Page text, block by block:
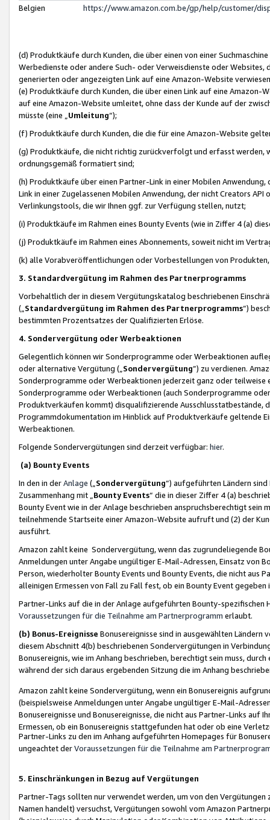
Belgien
https://www.amazon.com.be/gp/help/customer/
(d) Produktkäufe durch Kunden, die über einen von einer
Werbedienste oder andere Such- oder Verweisdienste oder Websites,
generierten oder angezeigten Link auf eine Amazon-Website
(e) Produktkäufe durch Kunden, die über einen Link auf eine
auf eine Amazon-Website umleitet, ohne dass der Kunde auf der
müsste (eine „ Umleitung“);
(f) Produktkäufe durch Kunden, die die für eine Amazon-Website
(g) Produktkäufe, die nicht richtig zurückverfolgt und erfasst werden,
ordnungsgemäß formatiert sind;
(h) Produktkäufe über einen Partner-Link in einer Mobilen
Link in einer Zugelassenen Mobilen Anwendung, der nicht Creators
Verlinkungstools, die wir Ihnen ggf. zur Verfügung stellen, nutzt;
(i) Produktkäufe im Rahmen eines Bounty Events (wie in Ziffer 4 (a)
(j) Produktkäufe im Rahmen eines Abonnements, soweit nicht im
(k) alle Vorabveröffentlichungen oder Vorbestellungen von
3. Standardvergütung im Rahmen des Partnerprogramms
Vorbehaltlich der in diesem Vergütungskatalog beschriebenen
(„ Standardvergütung im Rahmen des Partnerprogramms“)
bestimmten Prozentsatzes der Qualifizierten Erlöse.
4. Sondervergütung oder Werbeaktionen
Gelegentlich können wir Sonderprogramme oder Werbeaktionen
oder alternative Vergütung („ Sondervergütung”) zu verdienen.
Sonderprogramme oder Werbeaktionen jederzeit ganz oder
Sonderprogramme oder Werbeaktionen (auch Sonderprogramme
Produktverkäufen kommt) disqualifizierende Ausschlusstatbestände,
Programmdokumentation im Hinblick auf Produktverkäufe geltende
Werbeaktionen.
Folgende Sondervergütungen sind derzeit verfügbar: hier.
(a) Bounty Events
In den in derAnlage („ Sondervergütung“) aufgeführten Ländern
Zusammenhang mit „ Bounty Events“ die in dieser Ziffer 4 (a)
Bounty Event wie in der Anlage beschrieben anspruchsberechtigt sein
teilnehmende Startseite einer Amazon-Website aufruft und (2) der
ausführt.
Amazon zahlt keine Sondervergütung, wenn das zugrundeliegende
Anmeldungen unter Angabe ungültiger E-Mail-Adressen, Einsatz von
Person, wiederholter Bounty Events und Bounty Events, die nicht
alleinigen Ermessen von Fall zu Fall fest, ob ein Bounty Event
Partner-Links auf die in der Anlage aufgeführten Bounty-spezifischen
Voraussetzungen für die Teilnahme am Partnerprogramm erlaubt.
(b) Bonus-Ereignisse Bonusereignisse sind in ausgewählten Ländern
diesem Abschnitt 4(b) beschriebenen Sondervergütungen in
Bonusereignis, wie im Anhang beschrieben, berechtigt sein muss,
während der sich daraus ergebenden Sitzung die im Anhang
Amazon zahlt keine Sondervergütung, wenn ein Bonusereignis
(beispielsweise Anmeldungen unter Angabe ungültiger E-Mail-
Bonusereignisse und Bonusereignisse, die nicht aus Partner-Links auf
Ermessen, ob ein Bonusereignis stattgefunden hat oder ob eine
Partner-Links zu den im Anhang aufgeführten Homepages für
ungeachtet derVoraussetzungen für die Teilnahme am
5. Einschränkungen in Bezug auf Vergütungen
Partner-Tags sollten nur verwendet werden, um von den
Namen handelt) versuchst, Vergütungen sowohl vom Amazon